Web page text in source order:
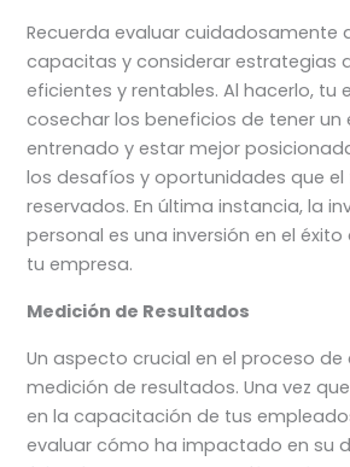
Recuerda evaluar cuidadosamente
capacitas y considerar estrategias
eficientes y rentables. Al hacerlo, tu
cosechar los beneficios de tener un
entrenado y estar mejor
los desafíos y oportunidades que el
reservados. En última instancia, la
personal es una inversión en el
tu empresa.
Medición de Resultados
Un aspecto crucial en el proceso
medición de resultados. Una vez
en la capacitación de tus
evaluar cómo ha impactado en su